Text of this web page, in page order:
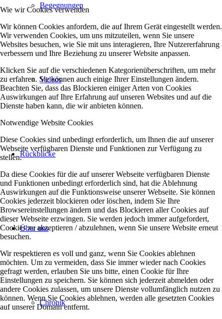
Begegnungen
Videos
Rückblicke
Über uns
Chronik
Wie wir Cookies verwenden
Wir können Cookies anfordern, die auf Ihrem Gerät eingestellt werden.
Wir verwenden Cookies, um uns mitzuteilen, wenn Sie unsere
Websites besuchen, wie Sie mit uns interagieren, Ihre Nutzererfahrung
verbessern und Ihre Beziehung zu unserer Website anpassen.
Klicken Sie auf die verschiedenen Kategorienüberschriften, um mehr
zu erfahren. Sie können auch einige Ihrer Einstellungen ändern.
Beachten Sie, dass das Blockieren einiger Arten von Cookies
Auswirkungen auf Ihre Erfahrung auf unseren Websites und auf die
Dienste haben kann, die wir anbieten können.
Notwendige Website Cookies
Diese Cookies sind unbedingt erforderlich, um Ihnen die auf unserer
Webseite verfügbaren Dienste und Funktionen zur Verfügung zu
stellen.
Da diese Cookies für die auf unserer Webseite verfügbaren Dienste
und Funktionen unbedingt erforderlich sind, hat die Ablehnung
Auswirkungen auf die Funktionsweise unserer Webseite. Sie können
Cookies jederzeit blockieren oder löschen, indem Sie Ihre
Browsereinstellungen ändern und das Blockieren aller Cookies auf
dieser Webseite erzwingen. Sie werden jedoch immer aufgefordert,
Cookies zu akzeptieren / abzulehnen, wenn Sie unsere Website erneut
besuchen.
Wir respektieren es voll und ganz, wenn Sie Cookies ablehnen
möchten. Um zu vermeiden, dass Sie immer wieder nach Cookies
gefragt werden, erlauben Sie uns bitte, einen Cookie für Ihre
Einstellungen zu speichern. Sie können sich jederzeit abmelden oder
andere Cookies zulassen, um unsere Dienste vollumfänglich nutzen zu
können. Wenn Sie Cookies ablehnen, werden alle gesetzten Cookies
auf unserer Domain entfernt.